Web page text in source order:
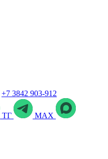
+7 3842 903-912
ТГ MAX